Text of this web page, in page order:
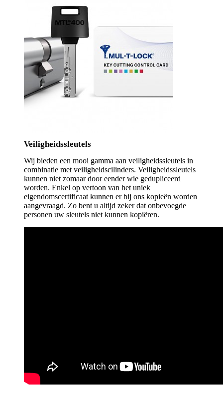
Veiligheidssleutels
Wij bieden een mooi gamma aan veiligheidssleutels in
combinatie met veiligheidscilinders. Veiligheidssleutels
kunnen niet zomaar door eender wie gedupliceerd
worden. Enkel op vertoon van het uniek
eigendomscertificaat kunnen er bij ons kopieën worden
aangevraagd. Zo bent u altijd zeker dat onbevoegde
personen uw sleutels niet kunnen kopiëren.